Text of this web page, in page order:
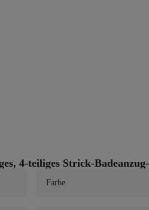
4-teiliges Strick-
Farbe